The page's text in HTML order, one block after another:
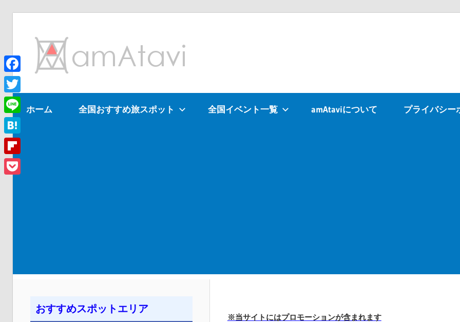
ン
ツ
へ
ス
キ
ッ
プ
を
見
ホーム 全国おすすめ旅スポット 全国イベント一覧 amAtaviについて プライバシー
※当サイトにはプロモーションが含まれます
おすすめスポットエリア
Facebook
Twitter
Line
Hatena
Flipboard